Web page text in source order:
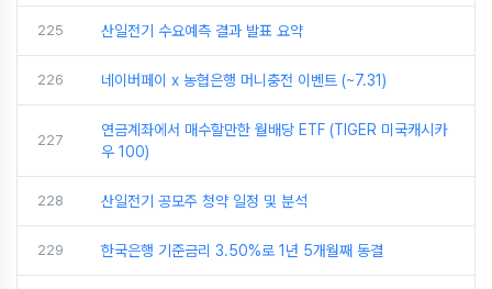
225 산일전기 수요예측 결과 발표 요약
226 네이버페이 x 농협은행 머니충전 이벤트 (~7.31)
227
연금계좌에서 매수할만한 월배당 ETF (TIGER 미국캐시카
우 100)
228 산일전기 공모주 청약 일정 및 분석
229 한국은행 기준금리 3.50%로 1년 5개월째 동결